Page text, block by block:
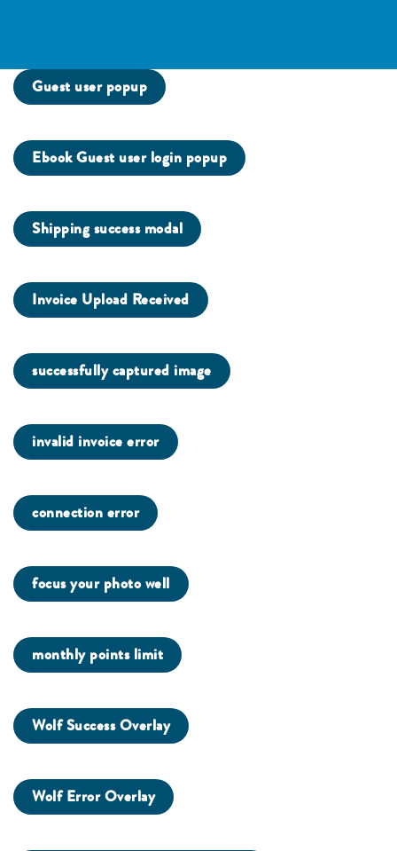
Guest user popup
Ebook Guest user login popup
Shipping success modal
Invoice Upload Received
successfully captured image
invalid invoice error
connection error
focus your photo well
monthly points limit
Wolf Success Overlay
Wolf Error Overlay